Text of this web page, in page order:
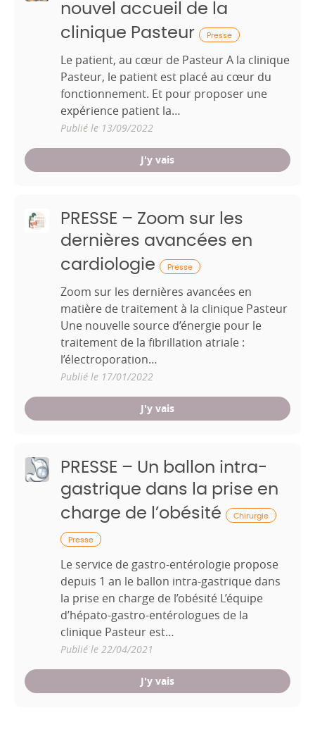
nouvel accueil de la
clinique Pasteur
Presse
Le patient, au cœur de Pasteur A la clinique
Pasteur, le patient est placé au cœur du
fonctionnement. Et pour proposer une
expérience patient la…
Publié le 13/09/2022
J'y vais
PRESSE – Zoom sur les
dernières avancées en
cardiologie
Presse
Zoom sur les dernières avancées en
matière de traitement à la clinique Pasteur
Une nouvelle source d’énergie pour le
traitement de la fibrillation atriale :
l’électroporation…
Publié le 17/01/2022
J'y vais
PRESSE – Un ballon intra-
gastrique dans la prise en
charge de l’obésité
Chirurgie
Presse
Le service de gastro-entérologie propose
depuis 1 an le ballon intra-gastrique dans
la prise en charge de l’obésité L’équipe
d’hépato-gastro-entérologues de la
clinique Pasteur est…
Publié le 22/04/2021
J'y vais